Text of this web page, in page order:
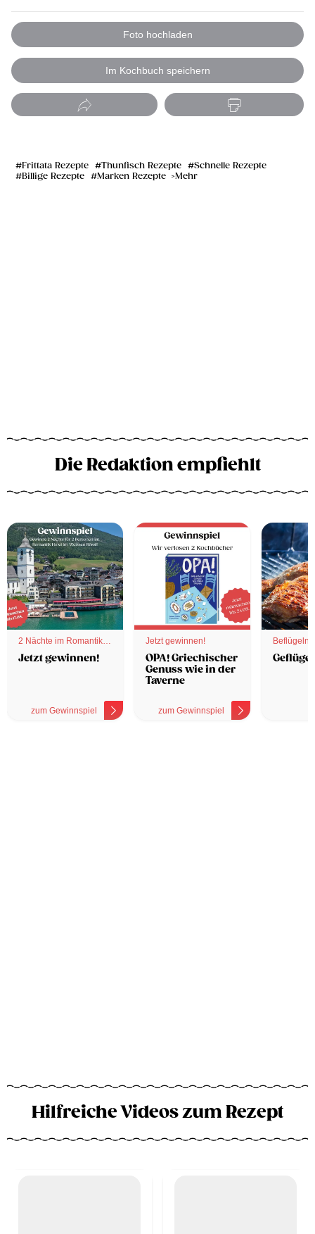
Foto hochladen
Im Kochbuch speichern
Frittata Rezepte Thunfisch Rezepte
Schnelle Rezepte
Billige Rezepte
Marken Rezepte Mehr
Die Redaktion empfiehlt
2 Nächte im Romantik
Hotel
Jetzt gewinnen!
zum Gewinnspiel
Jetzt gewinnen!
OPA! Griechischer
Genuss wie in der
Taverne
zum Gewinnspiel
Hilfreiche Videos zum Rezept